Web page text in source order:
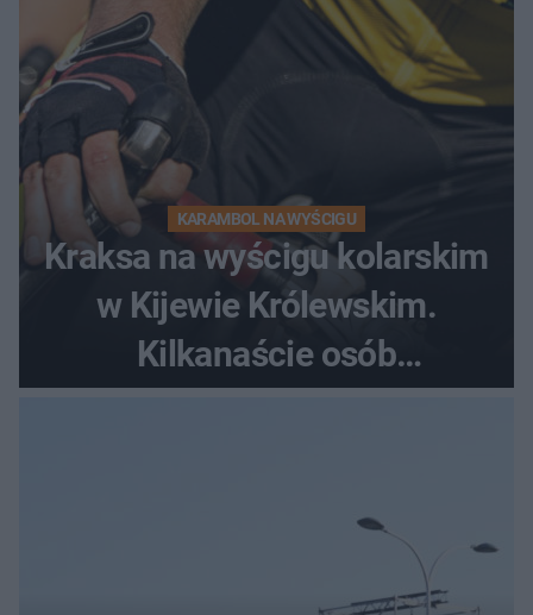
KARAMBOL NA WYŚCIGU
Kraksa na wyścigu kolarskim
w Kijewie Królewskim.
Kilkanaście osób
poszkodowanych, lądował